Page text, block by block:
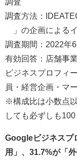
調査方法：
®︎」の企画による
調査期間：2022年
有効回答：店舗事
ビジネスプロフィ
員・経営企画・マ
※構成比は小数点
しても必ずしも100
Googleビジネスプ
用」、31.7%が「